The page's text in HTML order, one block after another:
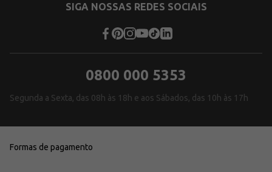
SIGA NOSSAS REDES SOCIAIS
0800 000 5353
Segunda a Sexta, das 08h às 18h e aos Sábados, das 10h às 17h
Formas de pagamento